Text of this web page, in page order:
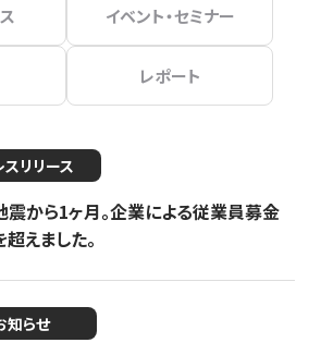
イベント・セミナー
レポート
スリリース
から1ヶ月。企業による従業員募金
えました。
知らせ